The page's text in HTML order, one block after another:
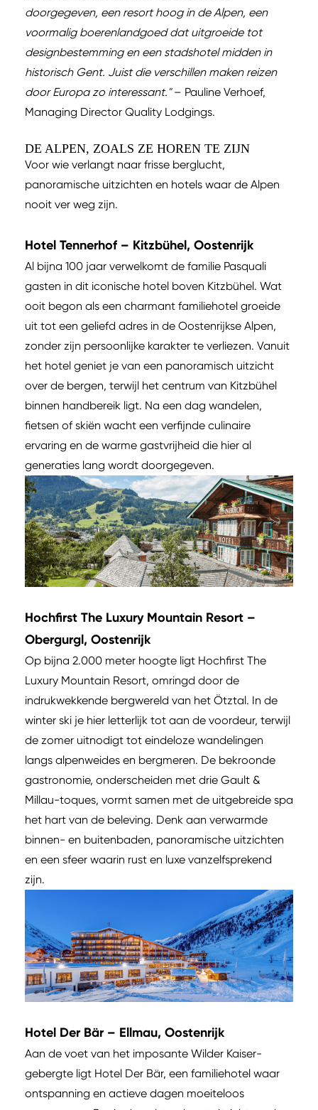
doorgegeven, een resort hoog in de Alpen, een
voormalig boerenlandgoed dat uitgroeide tot
designbestemming en een stadshotel midden in
historisch Gent. Juist die verschillen maken reizen
door Europa zo interessant."– Pauline Verhoef,
Managing Director Quality Lodgings.
DE ALPEN, ZOALS ZE HOREN TE ZIJN
Voor wie verlangt naar frisse berglucht,
panoramische uitzichten en hotels waar de Alpen
nooit ver weg zijn.
Hotel Tennerhof – Kitzbühel, Oostenrijk
Al bijna 100 jaar verwelkomt de familie Pasquali
gasten in dit iconische hotel boven Kitzbühel. Wat
ooit begon als een charmant familiehotel groeide
uit tot een geliefd adres in de Oostenrijkse Alpen,
zonder zijn persoonlijke karakter te verliezen. Vanuit
het hotel geniet je van een panoramisch uitzicht
over de bergen, terwijl het centrum van Kitzbühel
binnen handbereik ligt. Na een dag wandelen,
fietsen of skiën wacht een verfijnde culinaire
ervaring en de warme gastvrijheid die hier al
generaties lang wordt doorgegeven.
Hochfirst The Luxury Mountain Resort –
Obergurgl, Oostenrijk
Op bijna 2.000 meter hoogte ligt Hochfirst The
Luxury Mountain Resort, omringd door de
indrukwekkende bergwereld van het Ötztal. In de
winter ski je hier letterlijk tot aan de voordeur, terwijl
de zomer uitnodigt tot eindeloze wandelingen
langs alpenweides en bergmeren. De bekroonde
gastronomie, onderscheiden met drie Gault &
Millau-toques, vormt samen met de uitgebreide spa
het hart van de beleving. Denk aan verwarmde
binnen- en buitenbaden, panoramische uitzichten
en een sfeer waarin rust en luxe vanzelfsprekend
zijn.
Hotel Der Bär – Ellmau, Oostenrijk
Aan de voet van het imposante Wilder Kaiser-
gebergte ligt Hotel Der Bär, een familiehotel waar
ontspanning en actieve dagen moeiteloos